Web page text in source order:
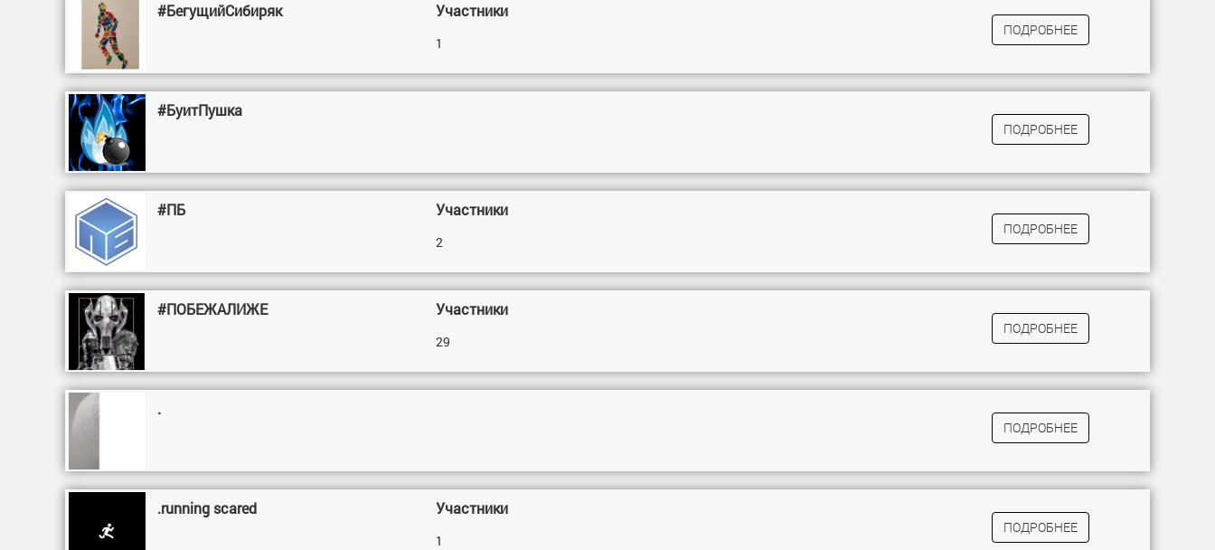
#БегущийСибиряк Участники
1
ПОДРОБНЕЕ
#БуитПушка
ПОДРОБНЕЕ
#ПБ Участники
2
ПОДРОБНЕЕ
#ПОБЕЖАЛИЖЕ Участники
29
ПОДРОБНЕЕ
.
ПОДРОБНЕЕ
.running scared Участники
1
ПОДРОБНЕЕ